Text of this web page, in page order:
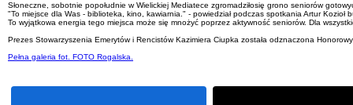
Słoneczne, sobotnie popołudnie w Wielickiej Mediatece zgromadziłosię grono seniorów
"To miejsce dla Was - biblioteka, kino, kawiarnia." - powiedział podczas spotkania Artur Kozioł
To wyjątkowa energia tego miejsca może się mnożyć poprzez aktywność seniorów. Dla
Prezes Stowarzyszenia Emerytów i Rencistów Kazimiera Ciupka została odznaczona
Pełna galeria fot. FOTO Rogalska.